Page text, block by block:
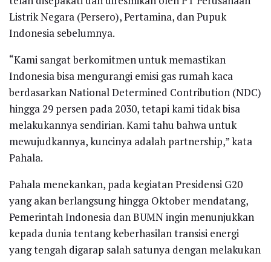
Listrik Negara (Persero), Pertamina, dan Pupuk
Indonesia sebelumnya.
“Kami sangat berkomitmen untuk memastikan
Indonesia bisa mengurangi emisi gas rumah kaca
berdasarkan National Determined Contribution (NDC)
hingga 29 persen pada 2030, tetapi kami tidak bisa
melakukannya sendirian. Kami tahu bahwa untuk
mewujudkannya, kuncinya adalah partnership,” kata
Pahala.
Pahala menekankan, pada kegiatan Presidensi G20
yang akan berlangsung hingga Oktober mendatang,
Pemerintah Indonesia dan BUMN ingin menunjukkan
kepada dunia tentang keberhasilan transisi energi
yang tengah digarap salah satunya dengan melakukan